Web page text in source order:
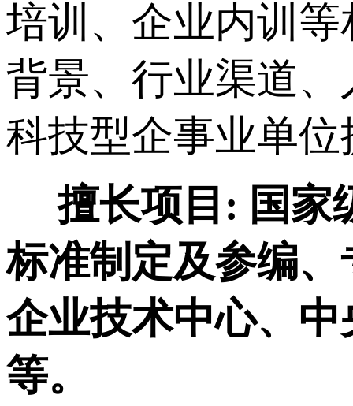
培训、企业内训
背景、行业渠道
科技型企事业单
擅长项目: 国家
标准制定及参编
企业技术中心、
等。